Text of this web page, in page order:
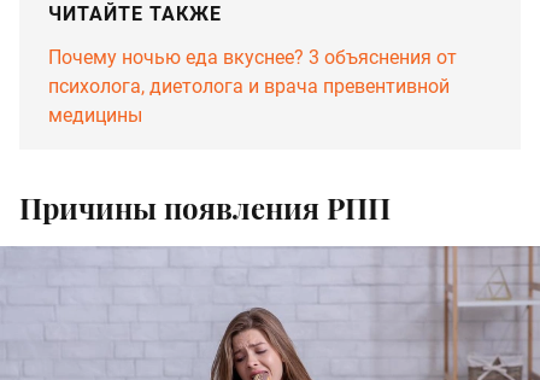
ЧИТАЙТЕ ТАКЖЕ
Почему ночью еда вкуснее? 3 объяснения от
психолога, диетолога и врача превентивной
медицины
Причины появления РПП